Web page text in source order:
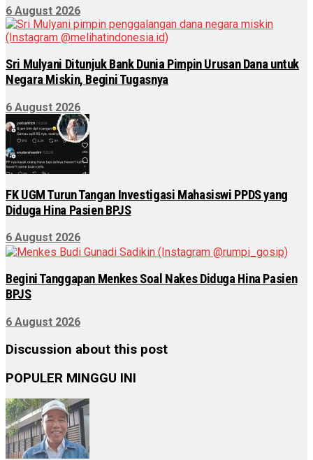
6 August 2026
Sri Mulyani Ditunjuk Bank Dunia Pimpin Urusan Dana untuk
Negara Miskin, Begini Tugasnya
6 August 2026
FK UGM Turun Tangan Investigasi Mahasiswi PPDS yang
Diduga Hina Pasien BPJS
6 August 2026
Begini Tanggapan Menkes Soal Nakes Diduga Hina Pasien
BPJS
6 August 2026
Discussion about this post
POPULER MINGGU INI